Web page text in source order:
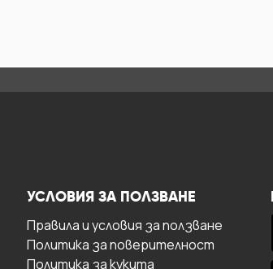
УСЛОВИЯ ЗА ПОЛЗВАНЕ
Правила и условия за ползване
Политика за поверителност
Политика за кукита